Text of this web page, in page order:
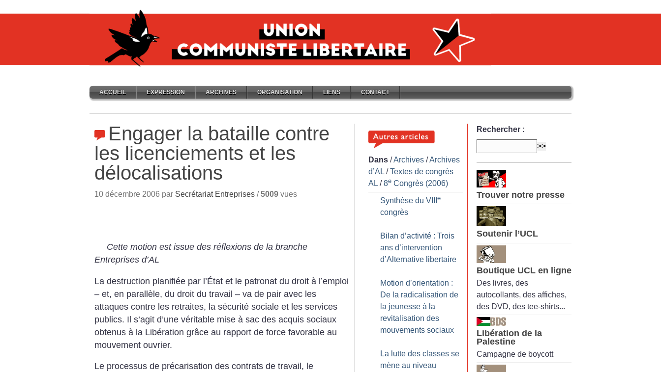
ACCUEIL EXPRESSION ARCHIVES ORGANISATION LIENS CONTACT
Engager la bataille contre
les licenciements et les
délocalisations
10 décembre 2006 par Secrétariat Entreprises /5009 vues
Cette motion est issue des réflexions de la branche
Entreprises d’AL
La destruction planifiée par l’État et le patronat du droit à l’emploi
– et, en parallèle, du droit du travail – va de pair avec les
attaques contre les retraites, la sécurité sociale et les services
publics. Il s’agit d’une véritable mise à sac des acquis sociaux
obtenus à la Libération grâce au rapport de force favorable au
mouvement ouvrier.
Le processus de précarisation des contrats de travail, le
Dans /Archives /Archives
d’AL /Textes de congrès
AL /8e Congrès (2006)
Synthèse du VIII e
congrès
Bilan d’activité : Trois
ans d’intervention
d’Alternative libertaire
Motion d’orientation :
De la radicalisation de
la jeunesse à la
revitalisation des
mouvements sociaux
La lutte des classes se
mène au niveau
Rechercher :
Trouver notre presse
Soutenir l’UCL
Boutique UCL en ligne
Des livres, des
autocollants, des affiches,
des DVD, des tee-shirts...
Libération de la
Palestine
Campagne de boycott